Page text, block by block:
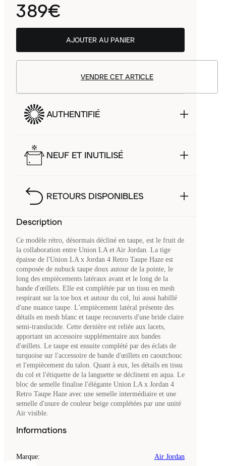
389€
AJOUTER AU PANIER
VENDRE CET ARTICLE
AUTHENTIFIÉ
NEUF ET INUTILISÉ
RETOURS DISPONIBLES
Description
Ce modèle rétro, désormais décliné en taupe, est le fruit de
la collaboration entre Union LA et Air Jordan. La tige
épaisse de l'Union LA x Jordan 4 Retro Taupe Haze est
composée de nubuck taupe doux autour de la pointe, le
long des empiècements latéraux avant et le long de la
bande d'œillets. Elle est complétée par un tissu en mesh
respirant sur la toe box et autour du col, lui aussi habillé
d'une nuance taupe. L'empiècement latéral présente des
détails en mesh blanc et taupe recouverts d'une bride claire
semi-translucide. Cette dernière est reliée aux lacets,
apportant un accessoire supplémentaire aux bandes
d'œillets. Le taupe est ensuite complété par des éclats de
turquoise sur l'accessoire de bande d'œillets en caoutchouc
et l'empiècement du talon. Quant à eux, les détails en tissu
du col et l'étiquette de la languette se déclinent en aqua. Le
bloc de semelle finalise l'élégante Union LA x Jordan 4
Retro Taupe Haze avec une semelle intermédiaire et une
semelle d'usure de couleur beige complétées par une unité
Air visible.
Informations
Marque: Air Jordan